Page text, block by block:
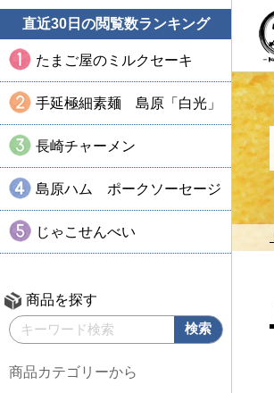
直近30日の閲覧数ランキング
たまご屋のミルクセーキ
手延極細素麺 島原「白光」
長崎チャーメン
島原ハム ポークソーセージ
じゃこせんべい
商品を探す
商品カテゴリーから